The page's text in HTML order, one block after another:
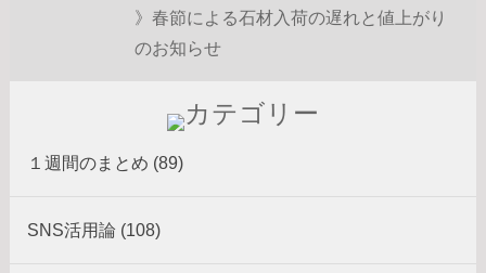
》春節による石材入荷の遅れと値上がり
のお知らせ
１週間のまとめ (89)
SNS活用論 (108)